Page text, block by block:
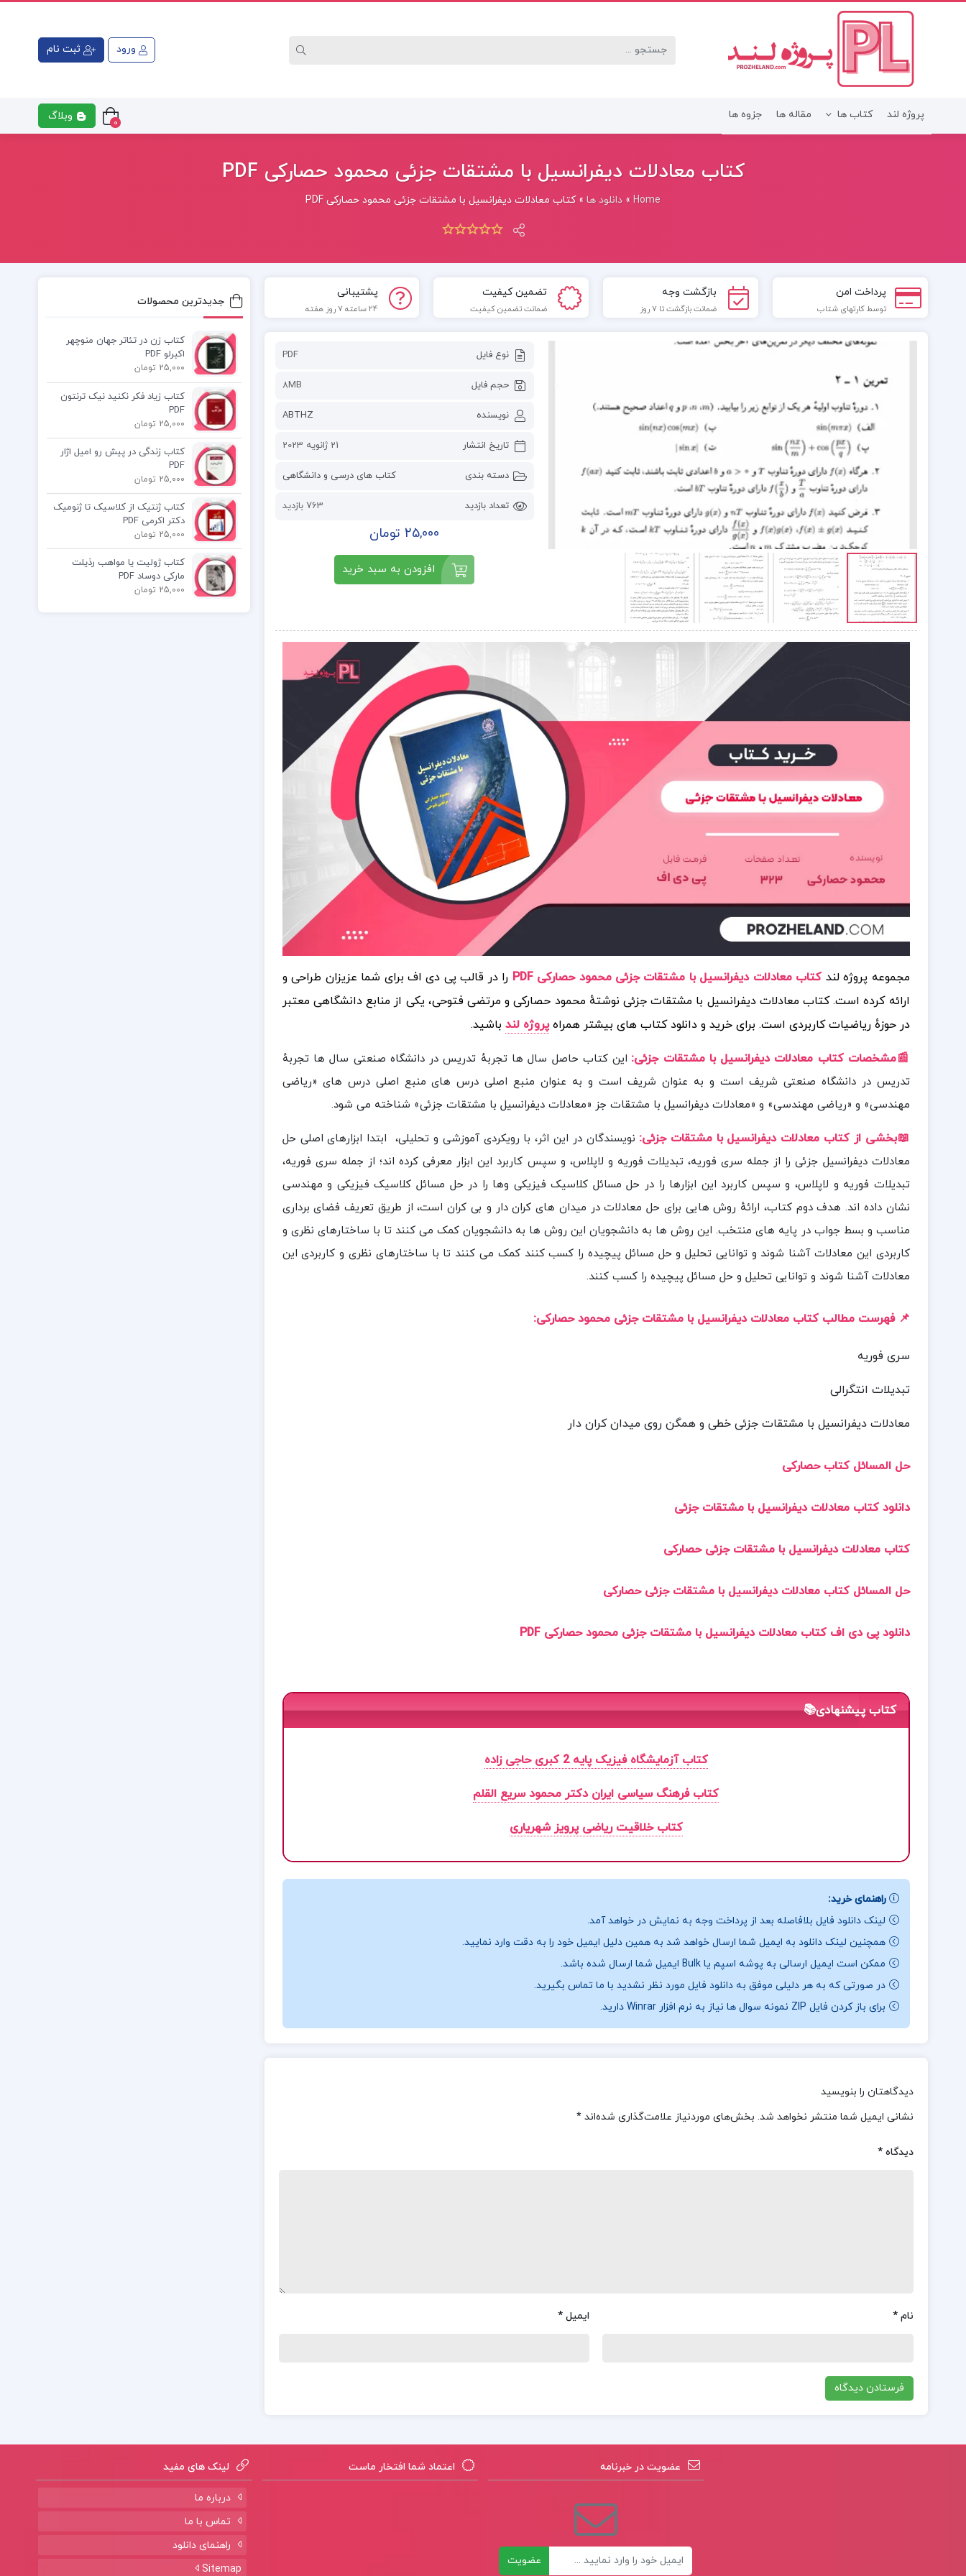
ورود ثبت نام
پروژه لند کتاب ها مقاله ها جزوه ها
0 وبلاگ
کتاب معادلات دیفرانسیل با مشتقات جزئی محمود حصارکی PDF
Home
» دانلود ها »کتاب معادلات دیفرانسیل با مشتقات جزئی محمود حصارکی PDF
پرداخت امن
توسط کارتهای شتاب
بازگشت وجه
ضمانت بازگشت تا 7 روز
تضمین کیفیت
ضمانت تضمین کیفیت
پشتیبانی
24 ساعته 7 روز هفته
نوع فایل PDF
حجم فایل 8MB
نویسنده ABTHZ
تاریخ انتشار 21 ژانویه 2023
دسته بندی کتاب های درسی و دانشگاهی
تعداد بازدید 763 بازدید
25,000 تومان
افزودن به سبد خرید
مجموعه پروژه لندکتاب معادلات دیفرانسیل با مشتقات جزئی محمود حصارکی PDF
را در قالب پی دی اف برای شما عزیزان طراحی و
ارائه کرده است. کتاب معادلات دیفرانسیل با مشتقات جزئی نوشتهٔ محمود حصارکی و مرتضی فتوحی، یکی از منابع دانشگاهی معتبر
در حوزهٔ ریاضیات کاربردی است. برای خرید و دانلود کتاب های بیشتر همراهپروژه لند باشید.
📰مشخصات کتاب معادلات دیفرانسیل با مشتقات جزئی: این کتاب حاصل سال ها تجربهٔ تدریس در دانشگاه صنعتی سال ها تجربهٔ
تدریس در دانشگاه صنعتی شریف است و به عنوان شریف است و به عنوان منبع اصلی درس های منبع اصلی درس های «ریاضی
مهندسی» و «ریاضی مهندسی» و «معادلات دیفرانسیل با مشتقات جز «معادلات دیفرانسیل با مشتقات جزئی» شناخته می شود.
📖بخشی از کتاب معادلات دیفرانسیل با مشتقات جزئی: نویسندگان در این اثر، با رویکردی آموزشی و تحلیلی، ابتدا ابزارهای اصلی حل
معادلات دیفرانسیل جزئی را از جمله سری فوریه، تبدیلات فوریه و لاپلاس، و سپس کاربرد این ابزار معرفی کرده اند؛ از جمله سری فوریه،
تبدیلات فوریه و لاپلاس، و سپس کاربرد این ابزارها را در حل مسائل کلاسیک فیزیکی وها را در حل مسائل کلاسیک فیزیکی و مهندسی
نشان داده اند. هدف دوم کتاب، ارائهٔ روش هایی برای حل معادلات در میدان های کران دار و بی کران است، از طریق تعریف فضای برداری
مناسب و بسط جواب در پایه های منتخب. این روش ها به دانشجویان این روش ها به دانشجویان کمک می کنند تا با ساختارهای نظری و
کاربردی این معادلات آشنا شوند و توانایی تحلیل و حل مسائل پیچیده را کسب کنند کمک می کنند تا با ساختارهای نظری و کاربردی این
معادلات آشنا شوند و توانایی تحلیل و حل مسائل پیچیده را کسب کنند.
📌 فهرست مطالب کتاب معادلات دیفرانسیل با مشتقات جزئی محمود حصارکی:
سری فوریه
تبدیلات انتگرالی
معادلات دیفرانسیل با مشتقات جزئی خطی و همگن روی میدان کران دار
حل المسائل کتاب حصارکی
دانلود کتاب معادلات دیفرانسیل با مشتقات جزئی
کتاب معادلات دیفرانسیل با مشتقات جزئی حصارکی
حل المسائل کتاب معادلات دیفرانسیل با مشتقات جزئی حصارکی
دانلود پی دی اف کتاب معادلات دیفرانسیل با مشتقات جزئی محمود حصارکی PDF
کتاب پیشنهادی📚
کتاب آزمایشگاه فیزیک پایه 2 کبری حاجی زاده
کتاب فرهنگ سیاسی ایران دکتر محمود سریع القلم
کتاب خلاقیت ریاضی پرویز شهریاری
راهنمای خرید:
لینک دانلود فایل بلافاصله بعد از پرداخت وجه به نمایش در خواهد آمد.
همچنین لینک دانلود به ایمیل شما ارسال خواهد شد به همین دلیل ایمیل خود را به دقت وارد نمایید.
ممکن است ایمیل ارسالی به پوشه اسپم یا Bulk ایمیل شما ارسال شده باشد.
در صورتی که به هر دلیلی موفق به دانلود فایل مورد نظر نشدید با ما تماس بگیرید.
برای باز کردن فایل ZIP نمونه سوال ها نیاز به نرم افزار Winrar دارید.
دیدگاهتان را بنویسید
نشانی ایمیل شما منتشر نخواهد شد. بخش‌های موردنیاز علامت‌گذاری شده‌اند*
دیدگاه*
نام* ایمیل *
جدیدترین محصولات
کتاب زن در تئاتر جهان منوچهر
اکبرلو PDF
25,000 تومان
کتاب زیاد فکر نکنید نیک ترنتون
PDF
25,000 تومان
کتاب زندگی در پیش رو امیل اژار
PDF
25,000 تومان
کتاب ژنتیک از کلاسیک تا ژنومیک
دکتر اکرمی PDF
25,000 تومان
کتاب ژولیت یا مواهب رذیلت
مارکی دوساد PDF
25,000 تومان
عضویت در خبرنامه
ایمیل عضویت
اعتماد شما افتخار ماست لینک های مفید
درباره ما
تماس با ما
راهنمای دانلود
Sitemap